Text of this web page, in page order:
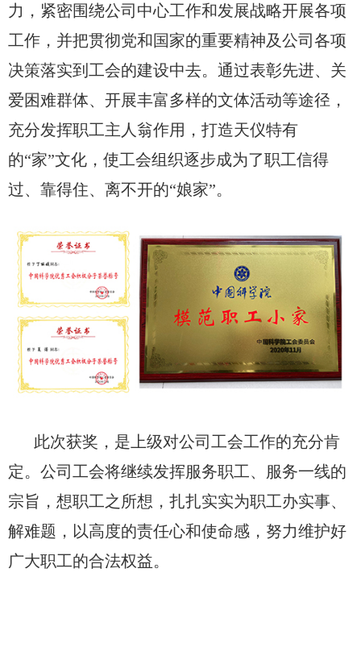
力，紧密围绕公司中心工作和发展战略开展各项
工作，并把贯彻党和国家的重要精神及公司各项
决策落实到工会的建设中去。通过表彰先进、关
爱困难群体、开展丰富多样的文体活动等途径，
充分发挥职工主人翁作用，打造天仪特有
的“家”文化，使工会组织逐步成为了职工信得
过、靠得住、离不开的“娘家”。
此次获奖，是上级对公司工会工作的充分肯
定。公司工会将继续发挥服务职工、服务一线的
宗旨，想职工之所想，扎扎实实为职工办实事、
解难题，以高度的责任心和使命感，努力维护好
广大职工的合法权益。